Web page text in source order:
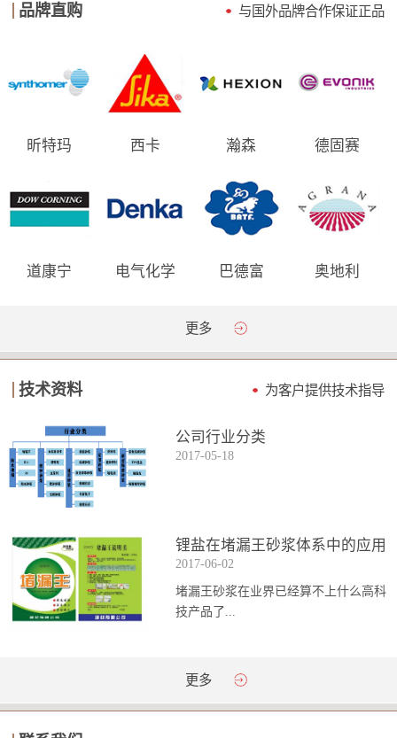
品牌直购 与国外品牌合作保证正品
昕特玛 西卡 瀚森 德固赛
道康宁 电气化学 巴德富 奥地利
更多
技术资料 为客户提供技术指导
公司行业分类
2017-05-18
锂盐在堵漏王砂浆体系中的应用
2017-06-02
堵漏王砂浆在业界已经算不上什么高科
技产品了...
。简单来说它就是一种能够迅速凝固的
通砂浆的强...
更多